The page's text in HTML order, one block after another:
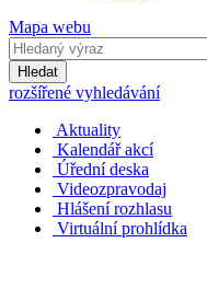
Mapa webu
Hledat
rozšířené vyhledávání
Aktuality
Kalendář akcí
Úřední deska
Videozpravodaj
Hlášení rozhlasu
Virtuální prohlídka